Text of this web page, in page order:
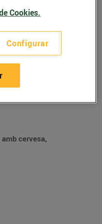
a la
cervesa,
Cookies.
Configurar